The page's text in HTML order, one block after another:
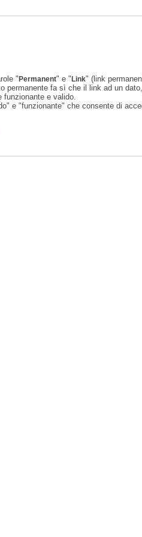
"Permanent" e "Link" (link
permanente fa sì che il link ad un
funzionante e valido.
e "funzionante" che consente di